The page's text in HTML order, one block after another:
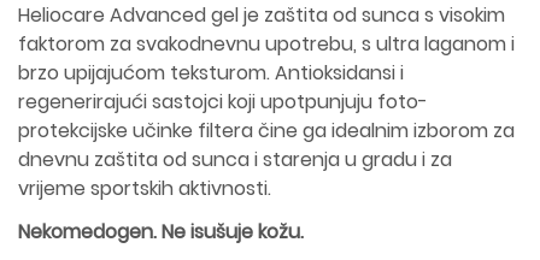
Heliocare Advanced gel je zaštita od sunca s visokim
faktorom za svakodnevnu upotrebu, s ultra laganom i
brzo upijajućom teksturom. Antioksidansi i
regenerirajući sastojci koji upotpunjuju foto-
protekcijske učinke filtera čine ga idealnim izborom za
dnevnu zaštita od sunca i starenja u gradu i za
vrijeme sportskih aktivnosti.
Nekomedogen. Ne isušuje kožu.